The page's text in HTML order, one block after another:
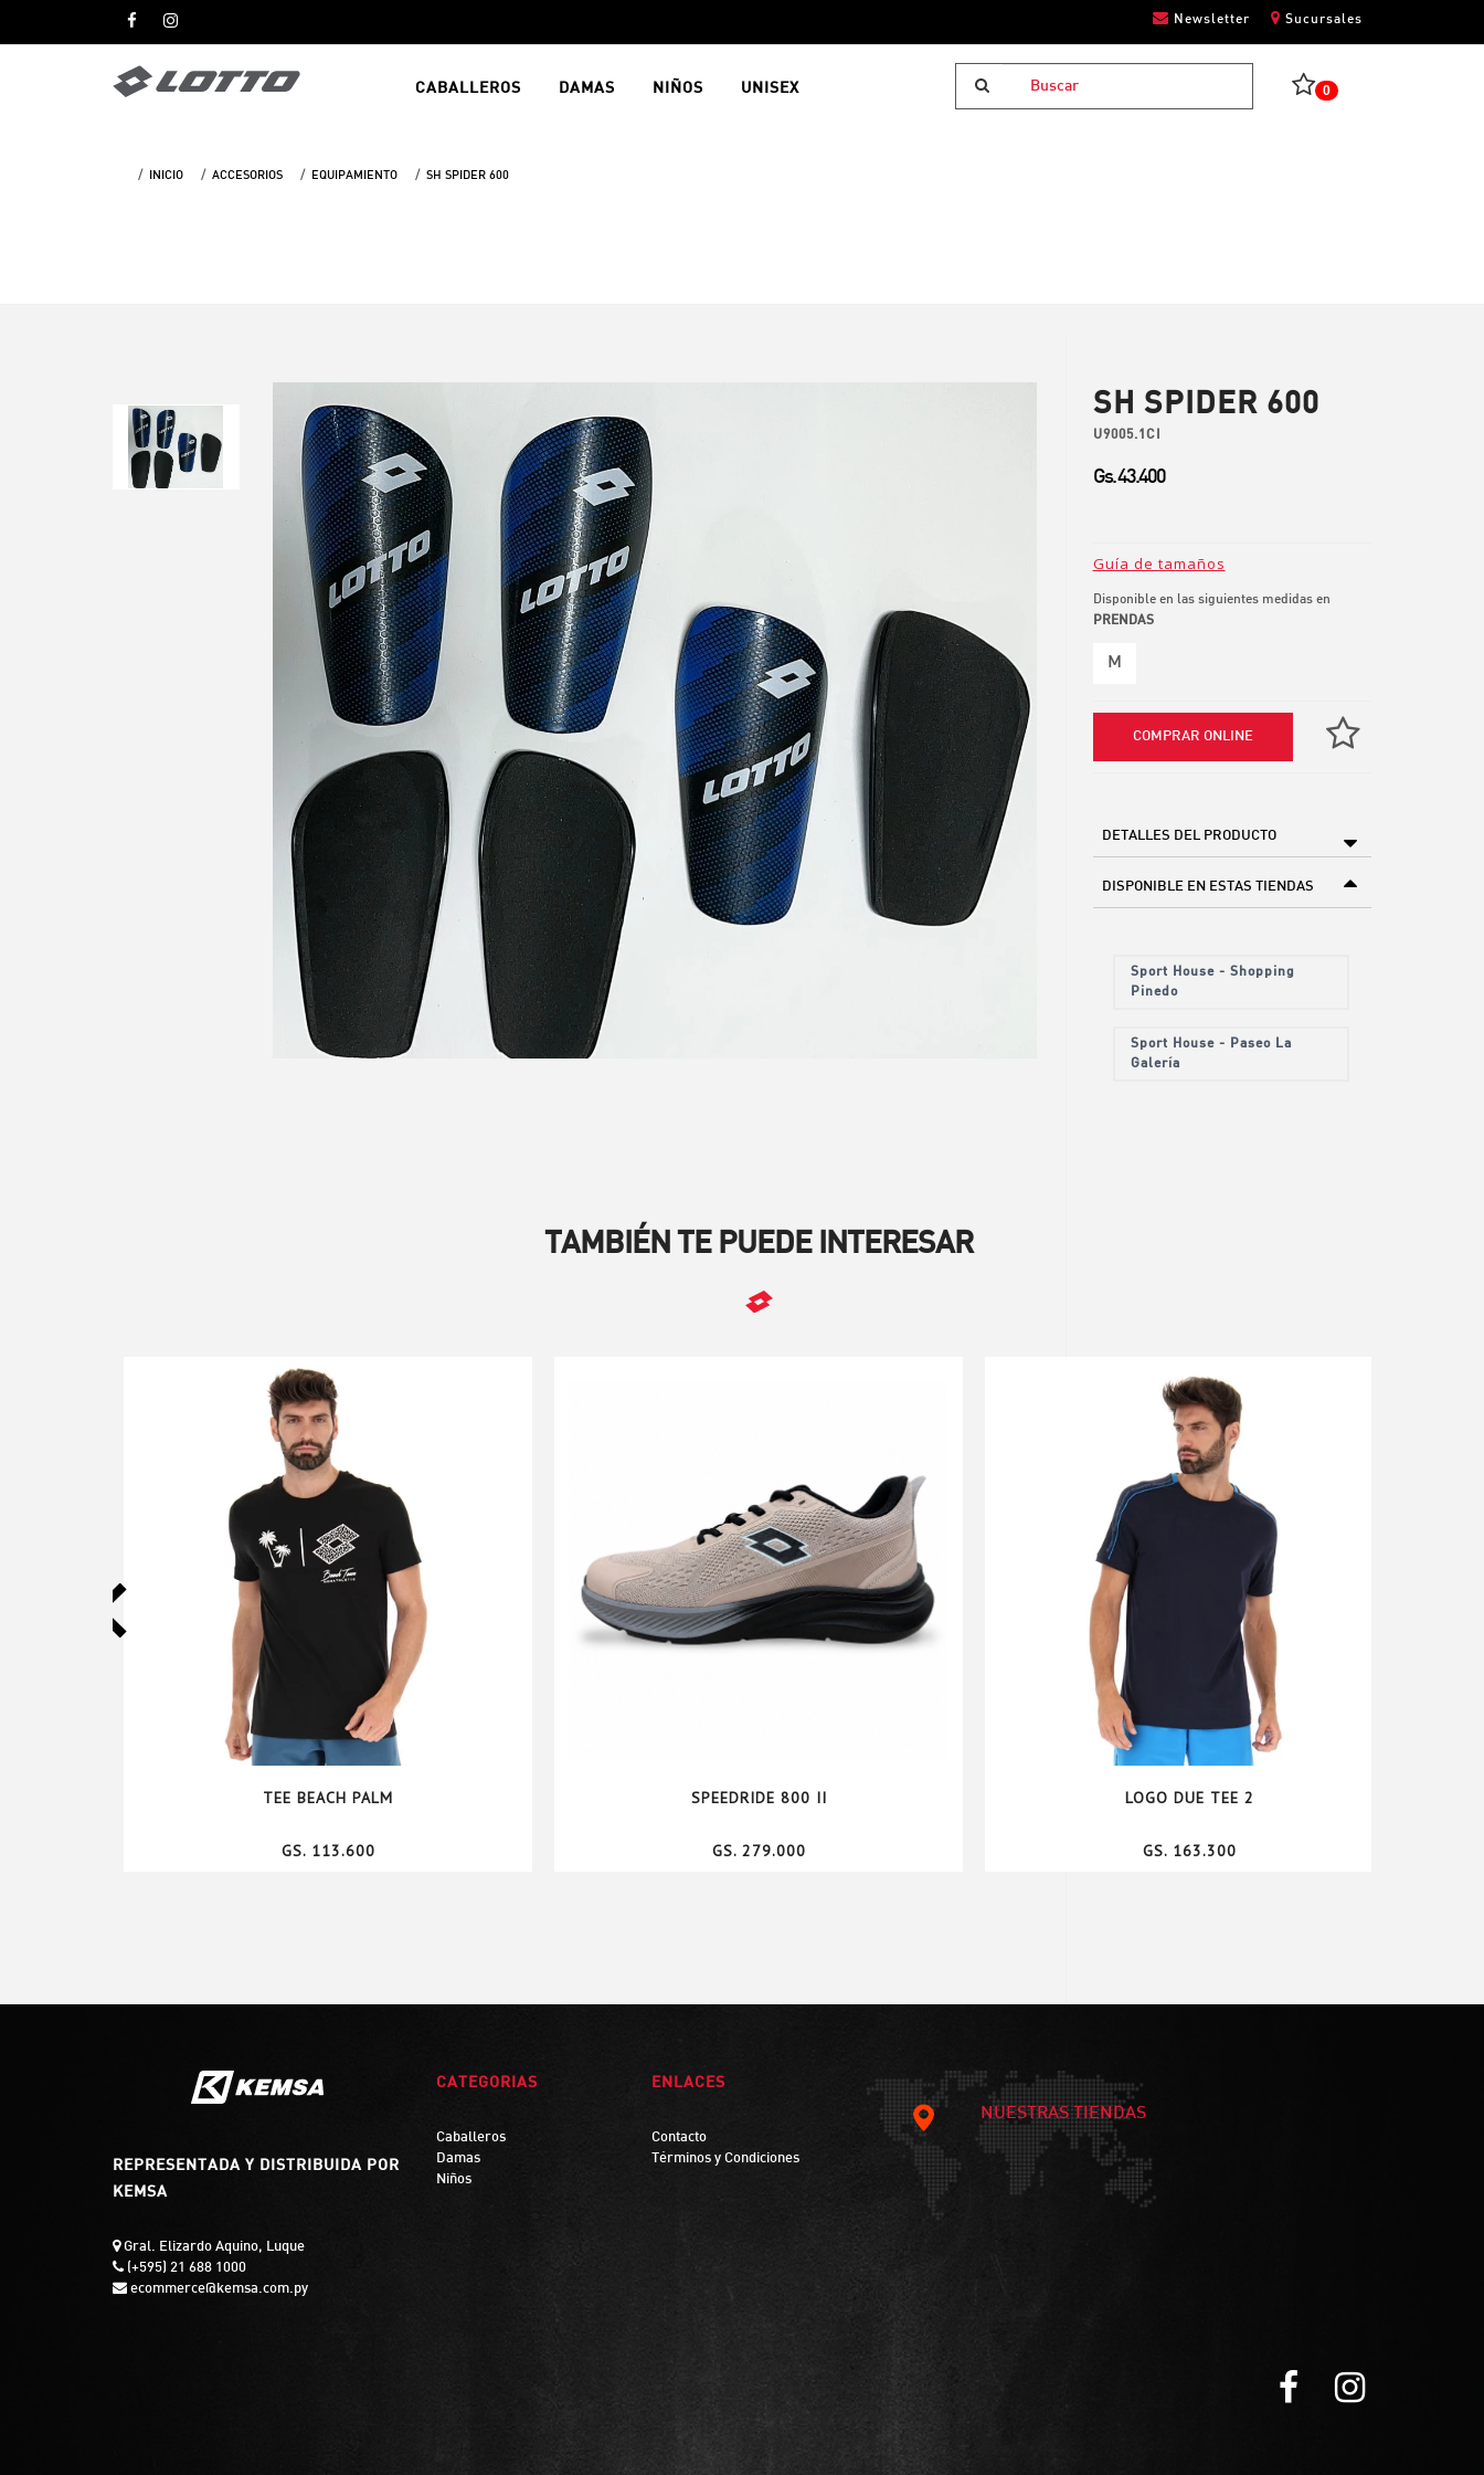
Newsletter Sucursales
0
CABALLEROS DAMAS NIÑOS UNISEX
INICIO ACCESORIOS EQUIPAMIENTO SH SPIDER 600
SH SPIDER 600
U9005.1CI
Gs. 43.400
Guía de tamaños
Disponible en las siguientes medidas en
PRENDAS
M
COMPRAR ONLINE
DETALLES DEL PRODUCTO
DISPONIBLE EN ESTAS TIENDAS
Sport House - Shopping
Pinedo
Sport House - Paseo La
Galería
TAMBIÉN TE PUEDE INTERESAR
TEE BEACH PALM
GS. 113.600
SPEEDRIDE 800 II
GS. 279.000
LOGO DUE TEE 2
GS. 163.300
REPRESENTADA Y DISTRIBUIDA POR
KEMSA
Gral. Elizardo Aquino, Luque
(+595) 21 688 1000
ecommerce@kemsa.com.py
CATEGORIAS
Caballeros
Damas
Niños
ENLACES
Contacto
Términos y Condiciones
NUESTRAS TIENDAS